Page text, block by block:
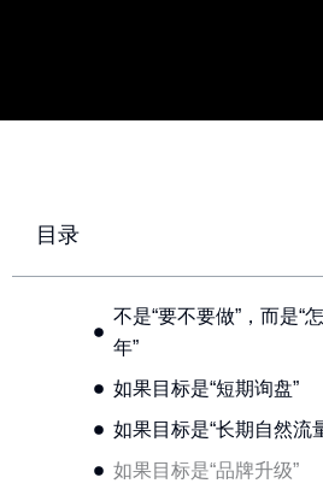
目录
不是“要不要做”，而是“
年”
如果目标是“短期询盘”
如果目标是“长期自然流
如果目标是“品牌升级”